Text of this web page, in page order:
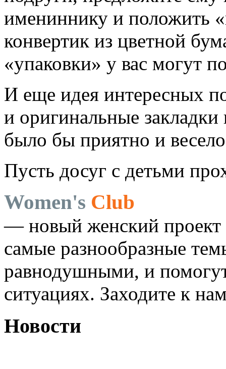
имениннику и положить
конвертик из цветной
«упаковки» у вас могут
И еще идея интересных
и оригинальные
было бы приятно и
Пусть досуг с детьми
Women's Club
— новый женский проект
самые разнообразные
равнодушными, и
ситуациях. Заходите к
Новости